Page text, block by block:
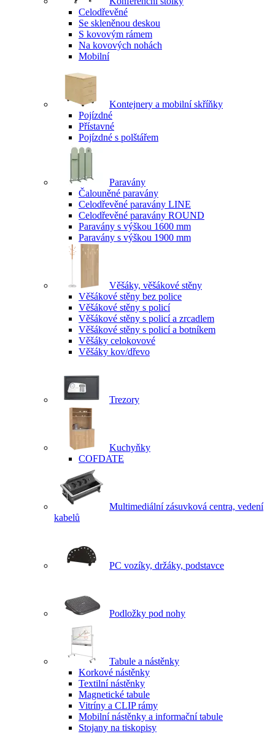
Celodřevěné
Se skleněnou deskou
S kovovým rámem
Na kovových nohách
Mobilní
Kontejnery a mobilní skříňky
Pojízdné
Přístavné
Pojízdné s polštářem
Paravány
Čalouněné paravány
Celodřevěné paravány LINE
Celodřevěné paravány ROUND
Paravány s výškou 1600 mm
Paravány s výškou 1900 mm
Věšáky, věšákové stěny
Věšákové stěny bez police
Věšákové stěny s policí
Věšákové stěny s policí a zrcadlem
Věšákové stěny s policí a botníkem
Věšáky celokovové
Věšáky kov/dřevo
Trezory
Kuchyňky
COFDATE
Multimediální zásuvková centra, vedení
kabelů
PC vozíky, držáky, podstavce
Podložky pod nohy
Tabule a nástěnky
Korkové nástěnky
Textilní nástěnky
Magnetické tabule
Vitríny a CLIP rámy
Mobilní nástěnky a informační tabule
Stojany na tiskopisy